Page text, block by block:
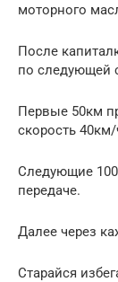
моторного
После
по следующей
Первые 50км
скорость 40км/
Следующие
передаче.
Далее через
Старайся